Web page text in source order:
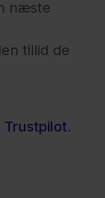
næste
tillid de
Trustpilot.